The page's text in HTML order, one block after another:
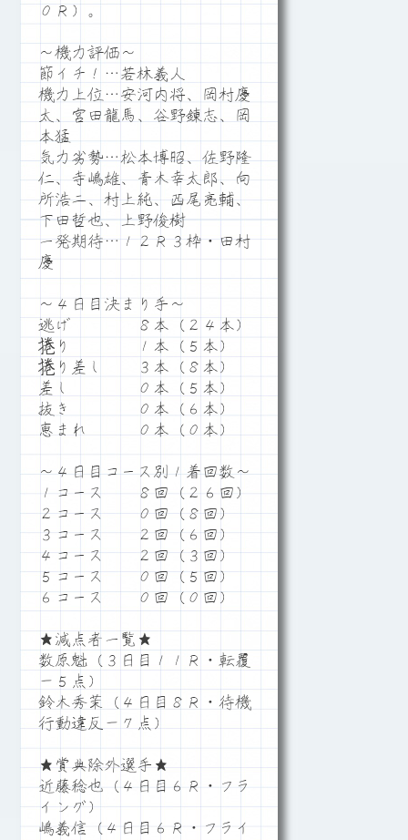
０Ｒ）。
～機力評価～
節イチ！…若林義人
機力上位…安河内将、岡村慶
太、宮田龍馬、谷野錬志、岡
本猛
気力劣勢…松本博昭、佐野隆
仁、寺嶋雄、青木幸太郎、向
所浩二、村上純、西尾亮輔、
下田哲也、上野俊樹
一発期待…１２Ｒ３枠・田村
慶
～４日目決まり手～
逃げ ８本（２４本）
捲り １本（５本）
捲り差し ３本（８本）
差し ０本（５本）
抜き ０本（６本）
恵まれ ０本（０本）
～４日目コース別１着回数～
１コース ８回（２６回）
２コース ０回（８回）
３コース ２回（６回）
４コース ２回（３回）
５コース ０回（５回）
６コース ０回（０回）
★減点者一覧★
数原魁（３日目１１Ｒ・転覆
－５点）
鈴木秀茉（４日目８Ｒ・待機
行動違反－７点）
★賞典除外選手★
近藤稔也（４日目６Ｒ・フラ
イング）
嶋義信（４日目６Ｒ・フライ